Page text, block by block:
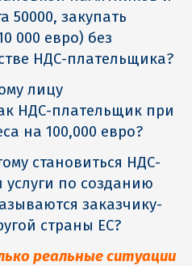
50000, закупать
000 евро) без
НДС-плательщика?
лицу
НДС-плательщик при
на 100,000 евро?
становиться НДС-
по созданию
заказчику-
страны ЕС?
реальные ситуации